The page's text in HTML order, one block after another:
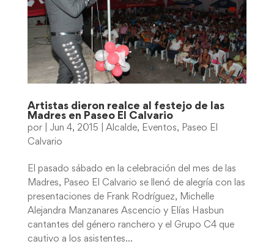
Artistas dieron realce al festejo de las
Madres en Paseo El Calvario
por Jun 4, 2015 Alcalde, Eventos, Paseo El
Calvario
El pasado sábado en la celebración del mes de las
Madres, Paseo El Calvario se llenó de alegría con las
presentaciones de Frank Rodríguez, Michelle
Alejandra Manzanares Ascencio y Elías Hasbun
cantantes del género ranchero y el Grupo C4 que
cautivo a los asistentes...